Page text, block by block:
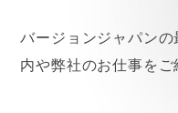
バージョンジャパン
内や弊社のお仕事をご